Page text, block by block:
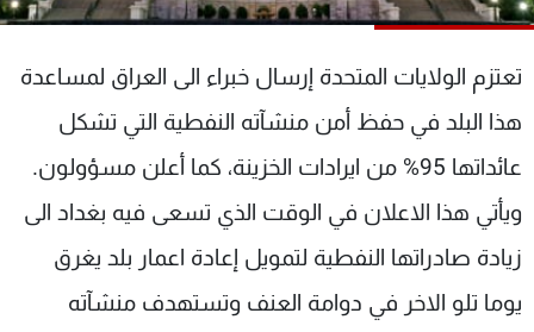
تعتزم الولايات المتحدة إرسال خبراء الى العراق لمساعدة
هذا البلد في حفظ أمن منشآته النفطية التي تشكل
عائداتها 95% من ايرادات الخزينة، كما أعلن مسؤولون.
ويأتي هذا الاعلان في الوقت الذي تسعى فيه بغداد الى
زيادة صادراتها النفطية لتمويل إعادة اعمار بلد يغرق
يوما تلو الاخر في دوامة العنف وتستهدف منشآته
شاهد البرامج
عن MTV
الإنـتـاج
وظائف
تواصل معنا
شروط الإسـتخدام
سياسة الخصوصية